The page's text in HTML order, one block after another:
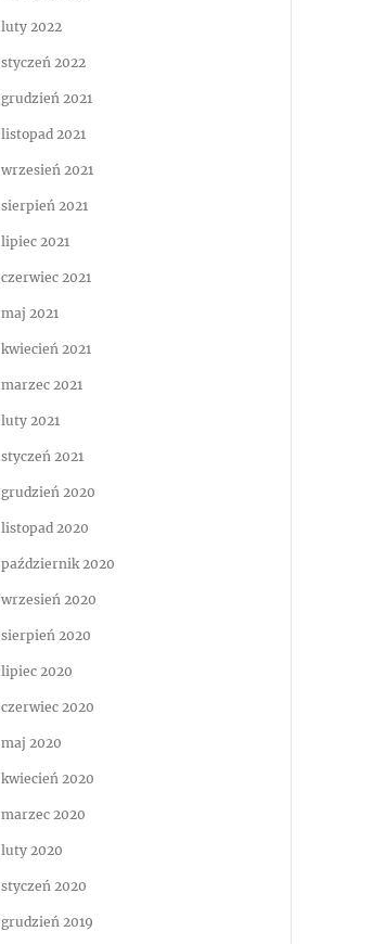
luty 2022
styczeń 2022
grudzień 2021
listopad 2021
wrzesień 2021
sierpień 2021
lipiec 2021
czerwiec 2021
maj 2021
kwiecień 2021
marzec 2021
luty 2021
styczeń 2021
grudzień 2020
listopad 2020
październik 2020
wrzesień 2020
sierpień 2020
lipiec 2020
czerwiec 2020
maj 2020
kwiecień 2020
marzec 2020
luty 2020
styczeń 2020
grudzień 2019